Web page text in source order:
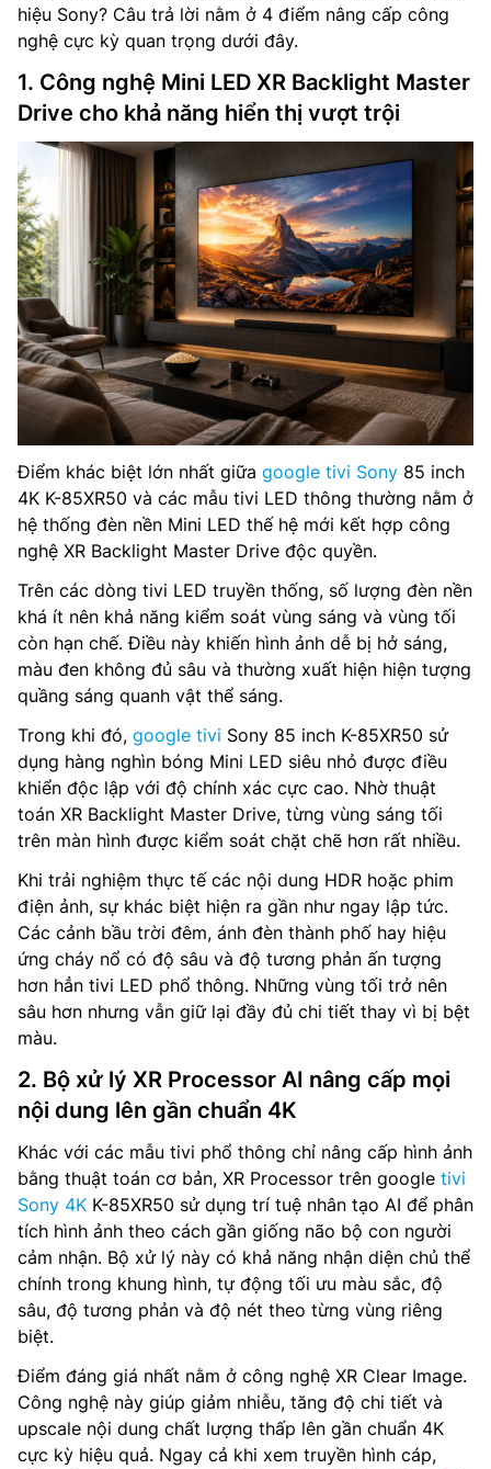
hiệu Sony? Câu trả lời nằm ở 4 điểm nâng cấp công
nghệ cực kỳ quan trọng dưới đây.
1. Công nghệ Mini LED XR Backlight Master
Drive cho khả năng hiển thị vượt trội
Điểm khác biệt lớn nhất giữa google tivi Sony 85 inch
4K K-85XR50 và các mẫu tivi LED thông thường nằm ở
hệ thống đèn nền Mini LED thế hệ mới kết hợp công
nghệ XR Backlight Master Drive độc quyền.
Trên các dòng tivi LED truyền thống, số lượng đèn nền
khá ít nên khả năng kiểm soát vùng sáng và vùng tối
còn hạn chế. Điều này khiến hình ảnh dễ bị hở sáng,
màu đen không đủ sâu và thường xuất hiện hiện tượng
quầng sáng quanh vật thể sáng.
Trong khi đó, google tivi Sony 85 inch K-85XR50 sử
dụng hàng nghìn bóng Mini LED siêu nhỏ được điều
khiển độc lập với độ chính xác cực cao. Nhờ thuật
toán XR Backlight Master Drive, từng vùng sáng tối
trên màn hình được kiểm soát chặt chẽ hơn rất nhiều.
Khi trải nghiệm thực tế các nội dung HDR hoặc phim
điện ảnh, sự khác biệt hiện ra gần như ngay lập tức.
Các cảnh bầu trời đêm, ánh đèn thành phố hay hiệu
ứng cháy nổ có độ sâu và độ tương phản ấn tượng
hơn hẳn tivi LED phổ thông. Những vùng tối trở nên
sâu hơn nhưng vẫn giữ lại đầy đủ chi tiết thay vì bị bệt
màu.
2. Bộ xử lý XR Processor AI nâng cấp mọi
nội dung lên gần chuẩn 4K
Khác với các mẫu tivi phổ thông chỉ nâng cấp hình ảnh
bằng thuật toán cơ bản, XR Processor trên google tivi
Sony 4K K-85XR50 sử dụng trí tuệ nhân tạo AI để phân
tích hình ảnh theo cách gần giống não bộ con người
cảm nhận. Bộ xử lý này có khả năng nhận diện chủ thể
chính trong khung hình, tự động tối ưu màu sắc, độ
sâu, độ tương phản và độ nét theo từng vùng riêng
biệt.
Điểm đáng giá nhất nằm ở công nghệ XR Clear Image.
Công nghệ này giúp giảm nhiễu, tăng độ chi tiết và
upscale nội dung chất lượng thấp lên gần chuẩn 4K
cực kỳ hiệu quả. Ngay cả khi xem truyền hình cáp,